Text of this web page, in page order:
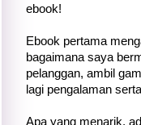
ebook!
Ebook pertama
bagaimana saya
pelanggan, ambil
lagi pengalaman
Apa yang menarik,